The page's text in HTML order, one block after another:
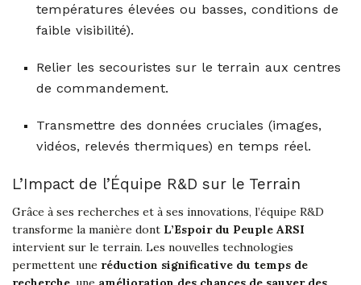
températures élevées ou basses, conditions de
faible visibilité).
Relier les secouristes sur le terrain aux centres
de commandement.
Transmettre des données cruciales (images,
vidéos, relevés thermiques) en temps réel.
L’Impact de l’Équipe R&D sur le Terrain
Grâce à ses recherches et à ses innovations, l’équipe R&D
transforme la manière dont L’Espoir du Peuple ARSI
intervient sur le terrain. Les nouvelles technologies
permettent une réduction significative du temps de